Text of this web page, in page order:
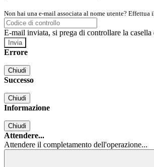
Non hai una e-mail associata al nome utente? Effettua
E-mail inviata, si prega di controllare la casella
Errore
Chiudi
Successo
Chiudi
Informazione
Chiudi
Attendere...
Attendere il completamento dell'operazione...